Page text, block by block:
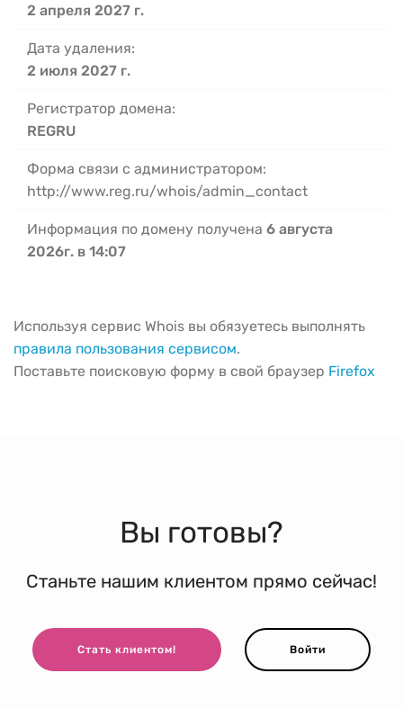
2 апреля 2027 г.
Дата удаления:
2 июля 2027 г.
Регистратор домена:
REGRU
Форма связи с администратором:
http://www.reg.ru/whois/admin_contact
Информация по домену получена 6 августа
2026г. в 14:07
Используя сервис Whois вы обязуетесь выполнять
правила пользования сервисом.
Поставьте поисковую форму в свой браузер Firefox
Вы готовы?
Станьте нашим клиентом прямо сейчас!
Стать клиентом! Войти